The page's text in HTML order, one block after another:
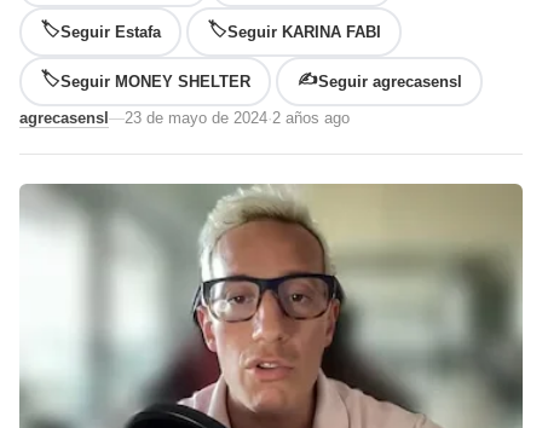
NECOCHEA
ZARATE
ENSENADA
JUNÍN
BALCARCE
MARCOS PAZ
JOSÉ C. PAZ
MAR DEL PLATA
🏷Seguir Estafa 🏷Seguir KARINA FABI
🏷Seguir MONEY SHELTER ✍️Seguir agrecasensl
agrecasensl —23 de mayo de 2024·2 años ago